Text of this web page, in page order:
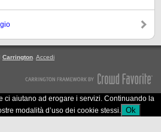
Carrington Accedi
ci aiutano ad erogare i servizi. Continuando la
modalità d’uso dei cookie stessi. Ok